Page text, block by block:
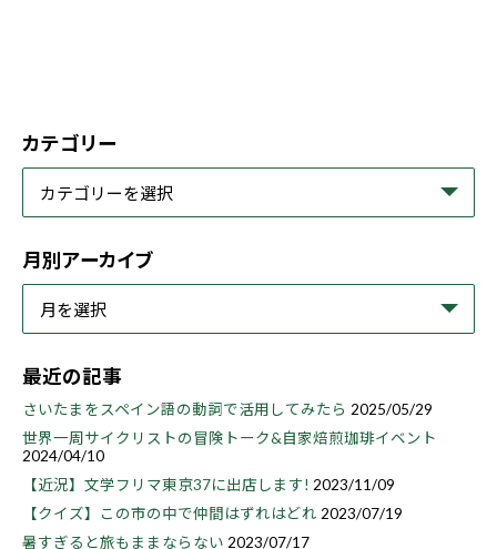
カテゴリー
月別アーカイブ
最近の記事
さいたまをスペイン語の動詞で活用してみたら 2025/05/29
世界一周サイクリストの冒険トーク&自家焙煎珈琲イベント
2024/04/10
【近況】文学フリマ東京37に出店します! 2023/11/09
【クイズ】この市の中で仲間はずれはどれ 2023/07/19
暑すぎると旅もままならない 2023/07/17